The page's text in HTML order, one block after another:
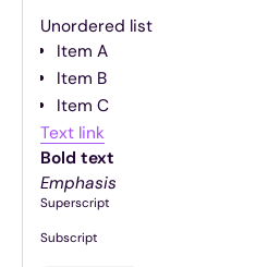
Unordered list
Item A
Item B
Item C
Text link
Bold text
Emphasis
Superscript
Subscript